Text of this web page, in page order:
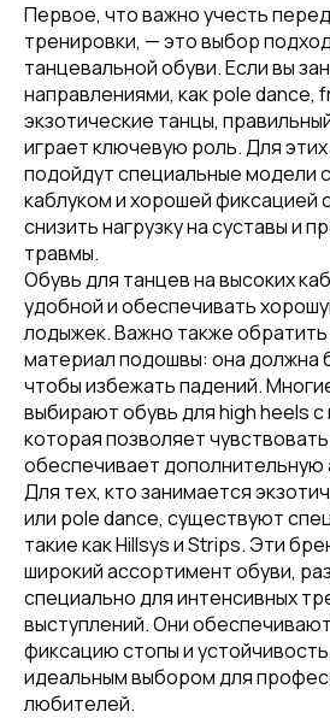
Первое, что важно учесть
тренировки, — это выбор
танцевальной обуви. Если вы
направлениями, как pole dance,
экзотические танцы,
играет ключевую роль. Для
подойдут специальные модели
каблуком и хорошей фиксацией
снизить нагрузку на суставы и
травмы.
Обувь для танцев на высоких
удобной и обеспечивать
лодыжек. Важно также
материал подошвы: она должна
чтобы избежать падений.
выбирают обувь для high heels
которая позволяет
обеспечивает
Для тех, кто занимается
или pole dance, существуют
такие как Hillsys и Strips. Эти
широкий ассортимент обуви,
специально для интенсивных
выступлений. Они
фиксацию стопы и
идеальным выбором для
любителей.